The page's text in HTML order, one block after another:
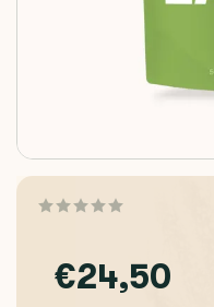
€24,50